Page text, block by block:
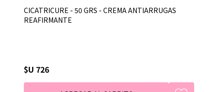
CICATRICURE - 50 GRS - CREMA ANTIARRUGAS
REAFIRMANTE
$U 726